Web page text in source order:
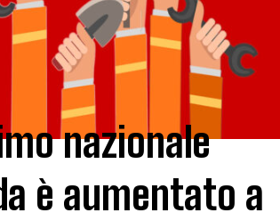
nazionale
è aumentato a